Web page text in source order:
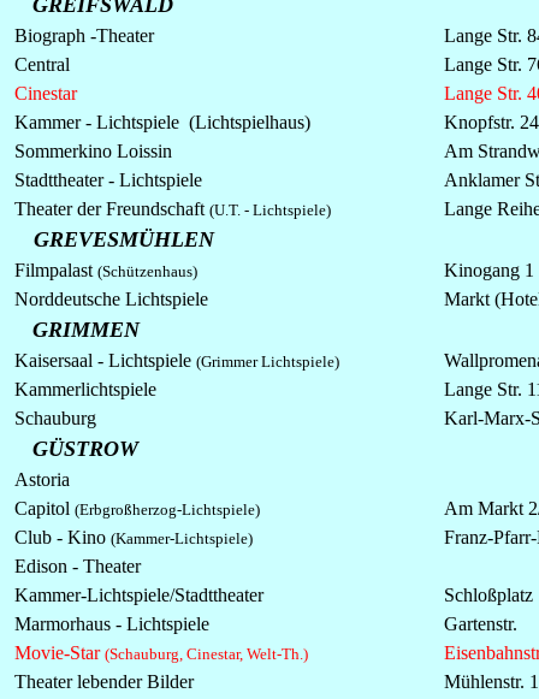
GREIFSWALD
Biograph -Theater
Lange Str.
Central
Lange Str.
Cinestar
Lange Str.
Kammer - Lichtspiele (Lichtspielhaus)
Knopfstr. 24
Sommerkino Loissin
Am
Stadttheater - Lichtspiele
Anklamer
Theater der Freundschaft (U.T. - Lichtspiele) Lange
GREVESMÜHLEN
Filmpalast (Schützenhaus)
Kinogang 1
Norddeutsche Lichtspiele Markt
GRIMMEN
Kaisersaal - Lichtspiele (Grimmer Lichtspiele)
Kammerlichtspiele
Lange Str.
Schauburg
Karl-Marx-
GÜSTROW
Astoria
Capitol (Erbgroßherzog-Lichtspiele)
Am Markt
Club - Kino (Kammer-Lichtspiele)
Franz-
Edison - Theater
Kammer-Lichtspiele/Stadttheater
Schloßplatz
Marmorhaus - Lichtspiele
Gartenstr.
Movie-Star (Schauburg, Cinestar, Welt-Th.)
Theater lebender Bilder
Mühlenstr. 1